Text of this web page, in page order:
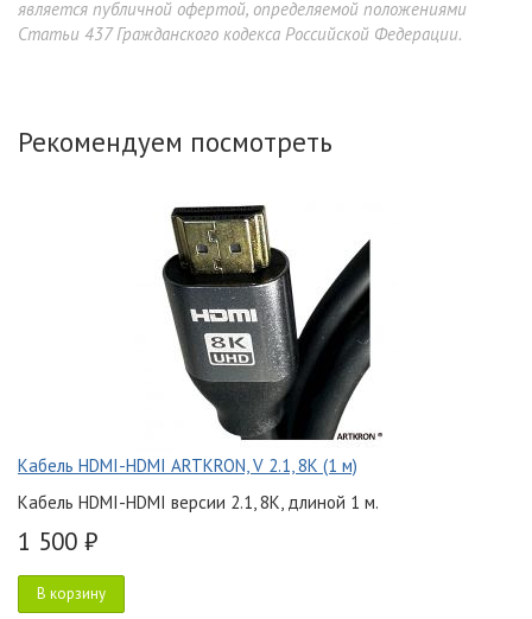
является публичной офертой, определяемой положениями
Статьи 437 Гражданского кодекса Российской Федерации.
Рекомендуем посмотреть
Кабель HDMI-HDMI ARTKRON, V 2.1, 8K (1 м)
Кабель HDMI-HDMI версии 2.1, 8K, длиной 1 м.
1 500 ₽
В корзину